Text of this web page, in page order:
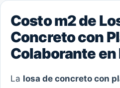
Costo m2 de
Concreto con
Colaborante en
La losa de concreto con